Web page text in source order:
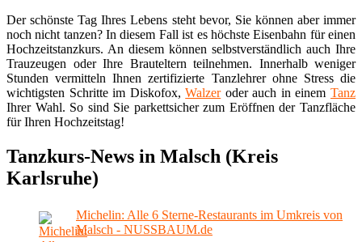
Der schönste Tag Ihres Lebens steht bevor, Sie können aber immer
noch nicht tanzen? In diesem Fall ist es höchste Eisenbahn für einen
Hochzeitstanzkurs. An diesem können selbstverständlich auch Ihre
Trauzeugen oder Ihre Brauteltern teilnehmen. Innerhalb weniger
Stunden vermitteln Ihnen zertifizierte Tanzlehrer ohne Stress die
wichtigsten Schritte im Diskofox,Walzeroder auch in einemTanz
Ihrer Wahl. So sind Sie parkettsicher zum Eröffnen der Tanzfläche
für Ihren Hochzeitstag!
Tanzkurs-News in Malsch (Kreis
Karlsruhe)
Michelin: Alle 6 Sterne-Restaurants im Umkreis von
Malsch - NUSSBAUM.de